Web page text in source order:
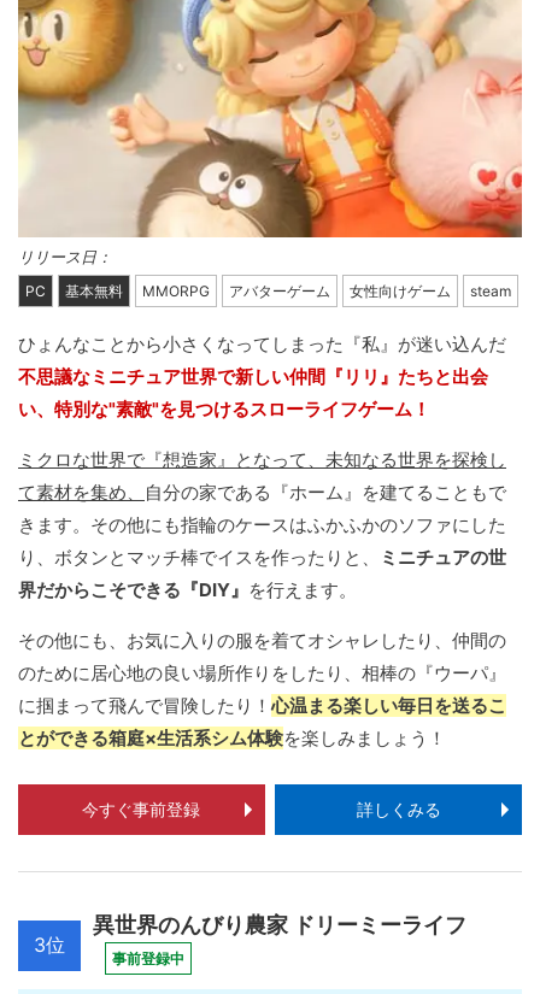
リリース日：
PC 基本無料 MMORPG アバターゲーム 女性向けゲーム steam
ひょんなことから小さくなってしまった『私』が迷い込んだ
不思議なミニチュア世界で新しい仲間『リリ』たちと出会
い、特別な"素敵"を見つけるスローライフゲーム！
ミクロな世界で『想造家』となって、未知なる世界を探検し
て素材を集め、
自分の家である『ホーム』を建てることもで
きます。その他にも指輪のケースはふかふかのソファにした
り、ボタンとマッチ棒でイスを作ったりと、
ミニチュアの世
界だからこそできる『DIY』 を行えます。
その他にも、お気に入りの服を着てオシャレしたり、仲間の
のために居心地の良い場所作りをしたり、相棒の『ウーパ』
に掴まって飛んで冒険したり！心温まる楽しい毎日を送るこ
とができる箱庭×生活系シム体験を楽しみましょう！
今すぐ事前登録 詳しくみる
3位
異世界のんびり農家 ドリーミーライフ
事前登録中